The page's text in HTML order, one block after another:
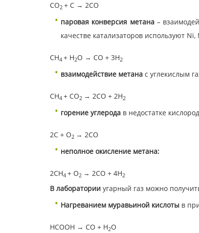
CO2 + C → 2CO
паровая конверсия метана–
качестве катализаторов используют Ni,
СН4 + Н2O → СО + 3Н2
взаимодействие метана с углекислым
СН4 + CO2 → 2СО + 2Н2
горение углерода в недостатке
2C + O2 → 2CO
неполное окисление метана:
2СН4 + О2 → 2СО + 4Н2
В лаборатории угарный газ можно
Нагреванием муравьиной кислоты в
НСООН → CO + H2O